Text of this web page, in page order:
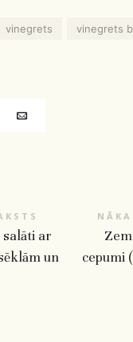
vinegrets vinegrets
ar
un
cepumi